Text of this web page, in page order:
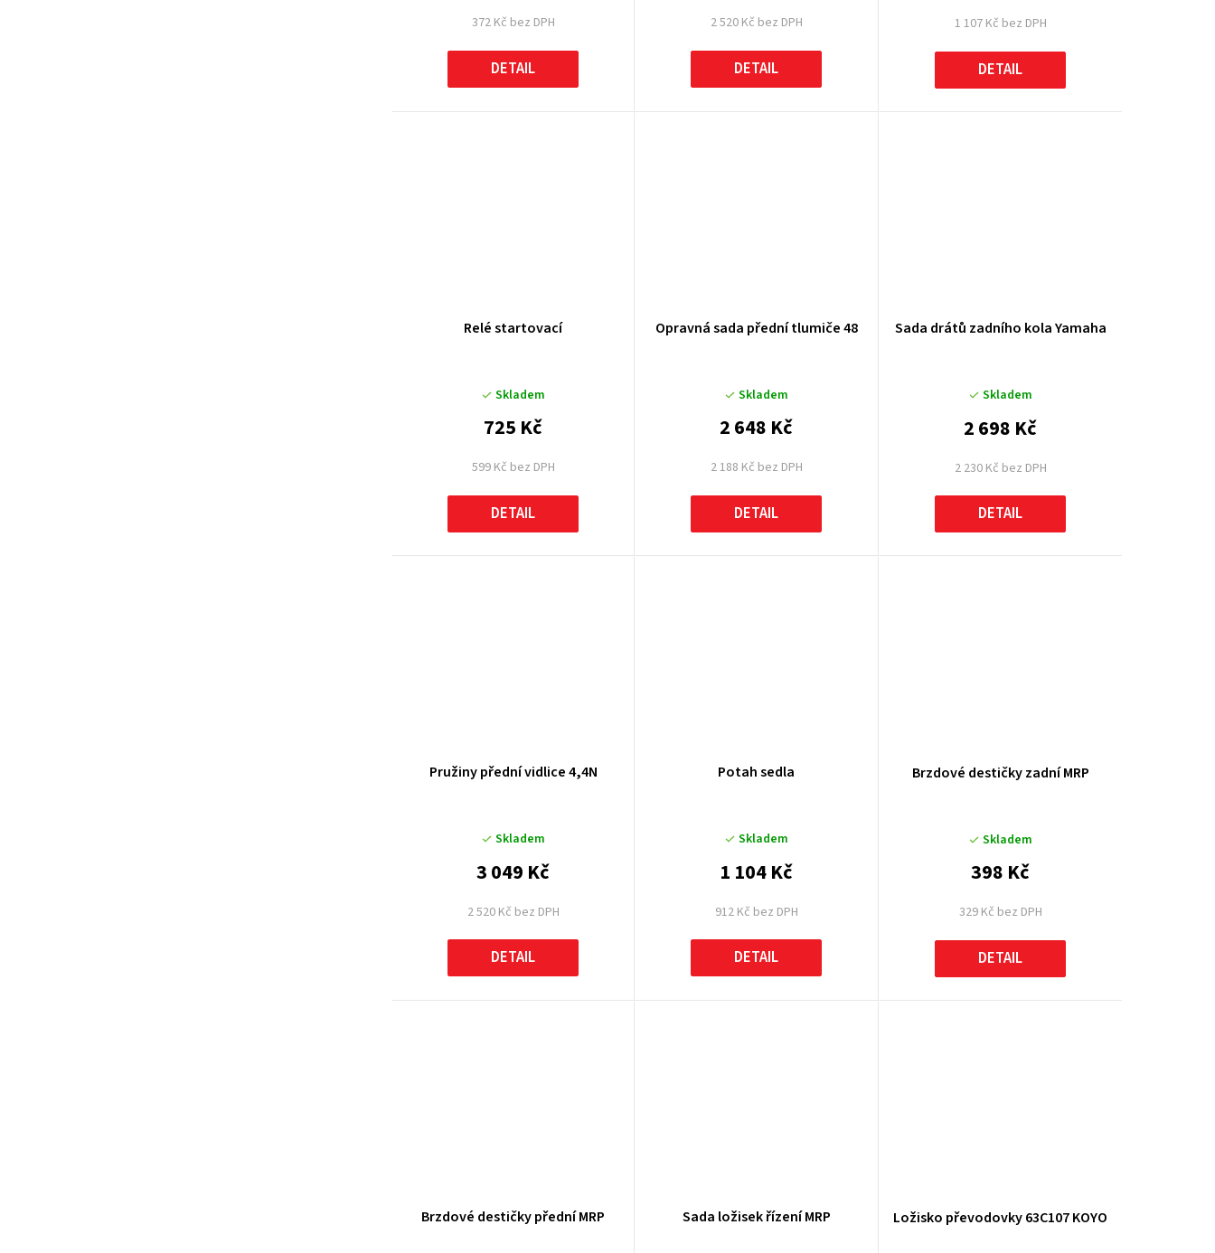
372 Kč bez DPH
DETAIL
2 520 Kč bez DPH
DETAIL
1 107 Kč bez DPH
DETAIL
Relé startovací
Skladem
599 Kč bez DPH
725 Kč
DETAIL
Opravná sada přední tlumiče 48
Skladem
2 188 Kč bez DPH
2 648 Kč
DETAIL
Sada drátů zadního kola Yamaha
Skladem
2 230 Kč bez DPH
2 698 Kč
DETAIL
Pružiny přední vidlice 4,4N
Skladem
2 520 Kč bez DPH
3 049 Kč
DETAIL
Potah sedla
Skladem
912 Kč bez DPH
1 104 Kč
DETAIL
Brzdové destičky zadní MRP
Skladem
329 Kč bez DPH
398 Kč
DETAIL
Brzdové destičky přední MRP Sada ložisek řízení MRP Ložisko převodovky 63C107 KOYO